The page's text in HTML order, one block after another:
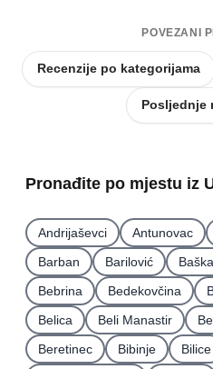
POVEZANI
Recenzije po kategorijama
Posljednje
Pronađite po mjestu iz
Andrijaševci Antunovac
Barban
Barilović Baška
Bebrina
Bedekovčina
Belica
Beli Manastir
Beretinec
Bibinje Bilice